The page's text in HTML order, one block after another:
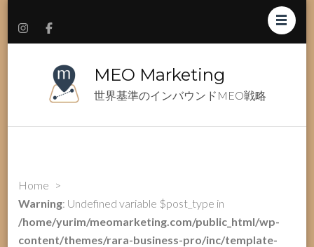
MEO Marketing
世界基準のインバウンドMEO戦略
Home >
Warning: Undefined variable $post_type in
/home/yurim/meomarketing.com/public_html/wp-
content/themes/rara-business-pro/inc/template-